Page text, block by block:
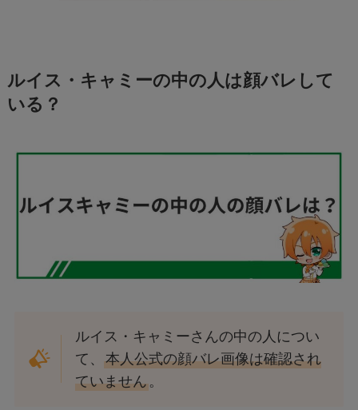
ルイス・キャミーの中の人は顔バレして
いる？
ルイス・キャミーさんの中の人につい
て、本人公式の顔バレ画像は確認され
ていません。